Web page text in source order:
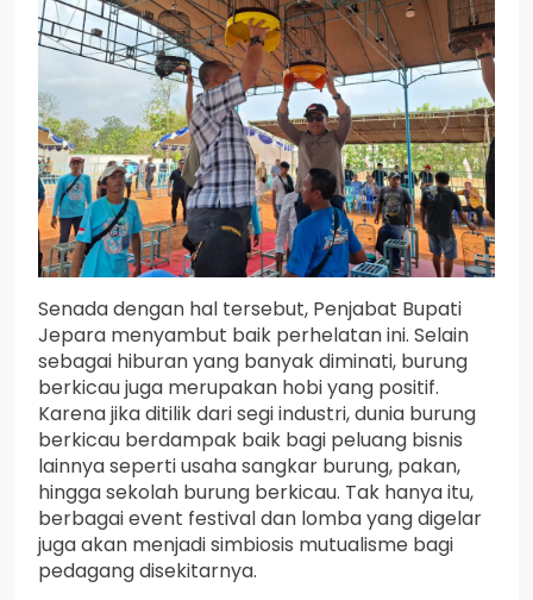
Senada dengan hal tersebut, Penjabat Bupati
Jepara menyambut baik perhelatan ini. Selain
sebagai hiburan yang banyak diminati, burung
berkicau juga merupakan hobi yang positif.
Karena jika ditilik dari segi industri, dunia burung
berkicau berdampak baik bagi peluang bisnis
lainnya seperti usaha sangkar burung, pakan,
hingga sekolah burung berkicau. Tak hanya itu,
berbagai event festival dan lomba yang digelar
juga akan menjadi simbiosis mutualisme bagi
pedagang disekitarnya.